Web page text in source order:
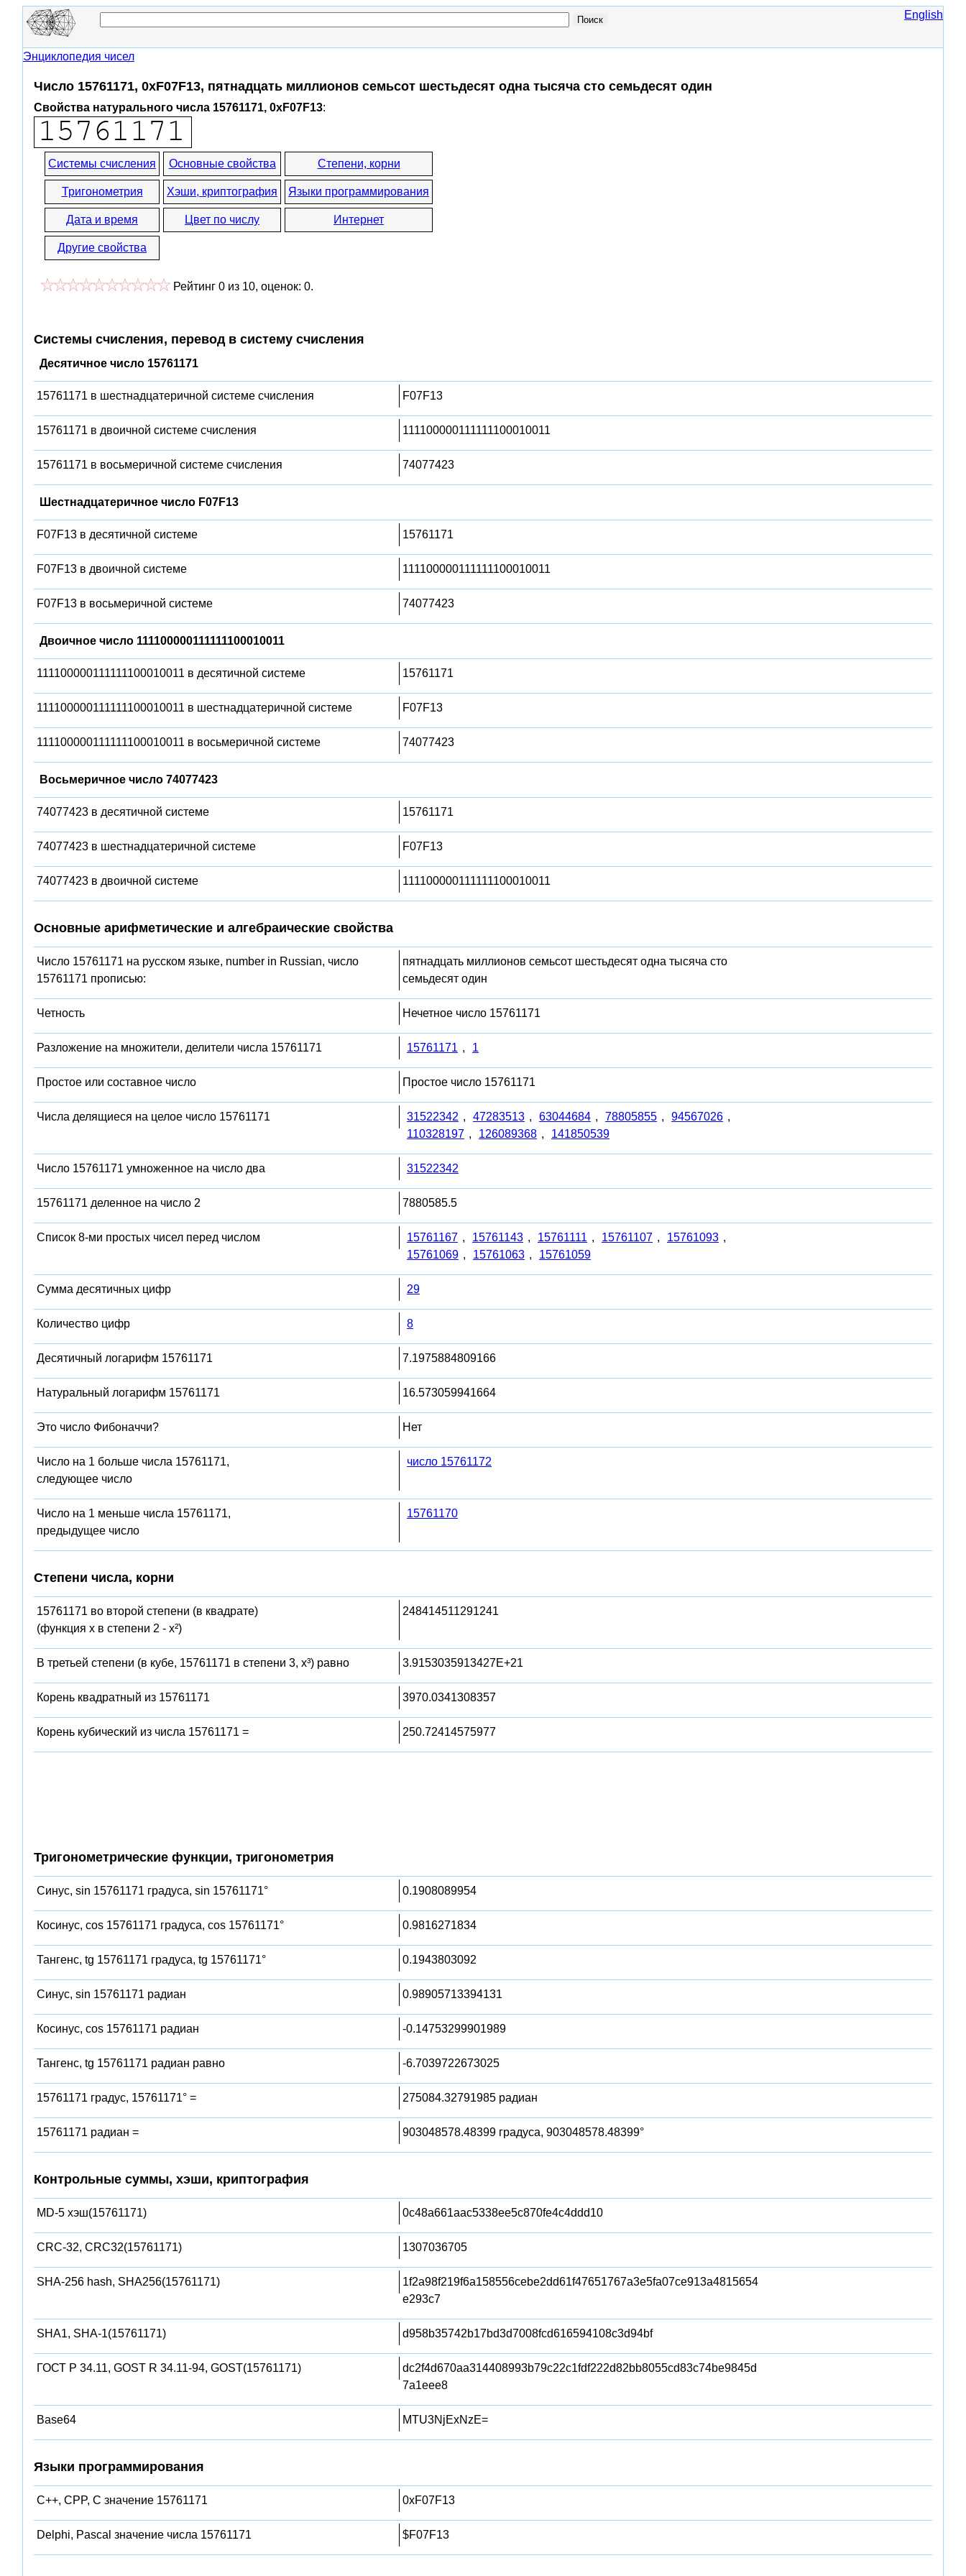
English
Энциклопедия чисел
Число 15761171, 0xF07F13, пятнадцать миллионов семьсот шестьдесят одна тысяча сто семьдесят один
Свойства натурального числа 15761171, 0xF07F13:
Системы счисления Основные свойства Степени, корни
Тригонометрия Хэши, криптография Языки программирования
Дата и время Цвет по числу Интернет
Другие свойства
Рейтинг 0 из 10, оценок: 0.
Системы счисления, перевод в систему счисления
Десятичное число 15761171
15761171 в шестнадцатеричной системе счисления F07F13
15761171 в двоичной системе счисления 111100000111111100010011
15761171 в восьмеричной системе счисления 74077423
Шестнадцатеричное число F07F13
F07F13 в десятичной системе 15761171
F07F13 в двоичной системе 111100000111111100010011
F07F13 в восьмеричной системе 74077423
Двоичное число 111100000111111100010011
111100000111111100010011 в десятичной системе 15761171
111100000111111100010011 в шестнадцатеричной системе F07F13
111100000111111100010011 в восьмеричной системе 74077423
Восьмеричное число 74077423
74077423 в десятичной системе 15761171
74077423 в шестнадцатеричной системе F07F13
74077423 в двоичной системе 111100000111111100010011
Основные арифметические и алгебраические свойства
Число 15761171 на русском языке, number in Russian, число
15761171 прописью:
пятнадцать миллионов семьсот шестьдесят одна тысяча сто
семьдесят один
Четность Нечетное число 15761171
Разложение на множители, делители числа 15761171 15761171 , 1
Простое или составное число Простое число 15761171
Числа делящиеся на целое число 15761171 31522342 , 47283513 , 63044684 , 78805855 , 94567026 ,
110328197 , 126089368 , 141850539
Число 15761171 умноженное на число два 31522342
15761171 деленное на число 2 7880585.5
Список 8-ми простых чисел перед числом 15761167 , 15761143 , 15761111 , 15761107 , 15761093 ,
15761069 , 15761063 , 15761059
Сумма десятичных цифр 29
Количество цифр 8
Десятичный логарифм 15761171 7.1975884809166
Натуральный логарифм 15761171 16.573059941664
Это число Фибоначчи? Нет
Число на 1 больше числа 15761171,
следующее число
число 15761172
Число на 1 меньше числа 15761171,
предыдущее число
15761170
Степени числа, корни
15761171 во второй степени (в квадрате)
(функция x в степени 2 - x²)
248414511291241
В третьей степени (в кубе, 15761171 в степени 3, x³) равно 3.9153035913427E+21
Корень квадратный из 15761171 3970.0341308357
Корень кубический из числа 15761171 = 250.72414575977
Тригонометрические функции, тригонометрия
Синус, sin 15761171 градуса, sin 15761171° 0.1908089954
Косинус, cos 15761171 градуса, cos 15761171° 0.9816271834
Тангенс, tg 15761171 градуса, tg 15761171° 0.1943803092
Синус, sin 15761171 радиан 0.98905713394131
Косинус, cos 15761171 радиан -0.14753299901989
Тангенс, tg 15761171 радиан равно -6.7039722673025
15761171 градус, 15761171° = 275084.32791985 радиан
15761171 радиан = 903048578.48399 градуса, 903048578.48399°
Контрольные суммы, хэши, криптография
MD-5 хэш(15761171) 0c48a661aac5338ee5c870fe4c4ddd10
CRC-32, CRC32(15761171) 1307036705
SHA-256 hash, SHA256(15761171)
1f2a98f219f6a158556cebe2dd61f47651767a3e5fa07ce913a4815654
e293c7
SHA1, SHA-1(15761171) d958b35742b17bd3d7008fcd616594108c3d94bf
ГОСТ Р 34.11, GOST R 34.11-94, GOST(15761171)
dc2f4d670aa314408993b79c22c1fdf222d82bb8055cd83c74be9845d
7a1eee8
Base64 MTU3NjExNzE=
Языки программирования
C++, CPP, C значение 15761171 0xF07F13
Delphi, Pascal значение числа 15761171 $F07F13